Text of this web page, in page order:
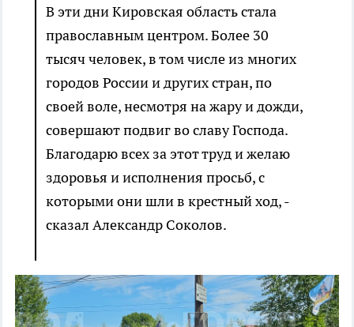
В эти дни Кировская область стала
православным центром. Более 30
тысяч человек, в том числе из многих
городов России и других стран, по
своей воле, несмотря на жару и дожди,
совершают подвиг во славу Господа.
Благодарю всех за этот труд и желаю
здоровья и исполнения просьб, с
которыми они шли в крестный ход, -
сказал Александр Соколов.